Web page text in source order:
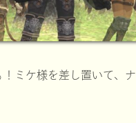
！ミケ様を差し置いて、